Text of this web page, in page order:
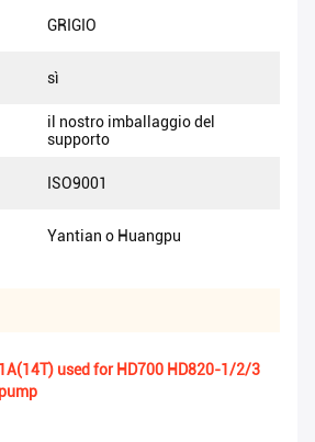
GRIGIO
sì
il nostro imballaggio del
supporto
ISO9001
Yantian o Huangpu
used for HD700 HD820-1/2/3